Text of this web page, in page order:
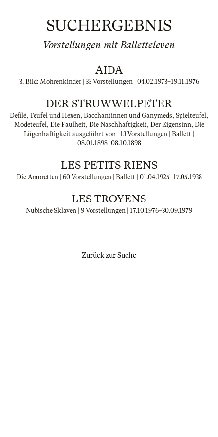
SUCHERGEBNIS
Vorstellungen mit Balletteleven
AIDA
3. Bild: Mohrenkinder | 33 Vorstellungen | 04.02.1973–19.11.1976
DER STRUWWELPETER
Defilé, Teufel und Hexen, Bacchantinnen und Ganymeds, Spielteufel,
Modeteufel, Die Faulheit, Die Naschhaftigkeit, Der Eigensinn, Die
Lügenhaftigkeit ausgeführt von | 13 Vorstellungen | Ballett |
08.01.1898–08.10.1898
LES PETITS RIENS
Die Amoretten | 60 Vorstellungen | Ballett | 01.04.1925–17.05.1938
LES TROYENS
Nubische Sklaven | 9 Vorstellungen | 17.10.1976–30.09.1979
Zurück zur Suche